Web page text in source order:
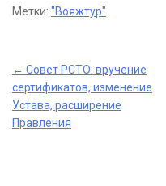
Метки: "Вояжтур"
Post
navigation
← Совет РСТО: вручение
сертификатов, изменение
Устава, расширение
Правления